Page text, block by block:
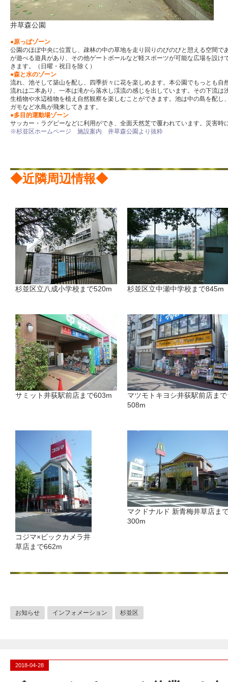
井草森公園
●原っぱゾーン
公園のほぼ中央に位置し、疎林の中の草地を走り回りのびのびと憩える空間
が遊べる遊具があり、その他ゲートボールなど軽スポーツが可能な広場を設
きます。（日曜・祝日を除く）
●森と水のゾーン
流れ、池そして築山を配し、四季折々に花を楽しめます。本公園でもっとも自
流れは二本あり、一本は滝から落水し渓流の感じを出しています。その下流
生植物や水辺植物を植え自然観察を楽しむことができます。池は中の島を配
ガモなど水鳥が飛来してきます。
●多目的運動場ゾーン
サッカー・ラグビーなどに利用ができ、全面天然芝で覆われています。災害時
※杉並区ホームページ 施設案内 井草森公園より抜粋
◆近隣周辺情報◆
杉並区立八成小学校まで520m 杉並区立中瀬中学校まで845m
サミット井荻駅前店まで603m
マツモトキヨシ井荻駅前店まで
508m
コジマ×ビックカメラ井
草店まで662m
マクドナルド 新青梅井草店ま
300m
お知らせ インフォメーション 杉並区
2018-04-28